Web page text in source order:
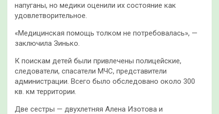
напуганы, но медики оценили их состояние как
удовлетворительное.
«Медицинская помощь толком не потребовалась», —
заключила Зинько.
К поискам детей были привлечены полицейские,
следователи, спасатели МЧС, представители
администрации. Всего было обследовано около 300
кв. км территории.
Две сестры — двухлетняя Алена Изотова и